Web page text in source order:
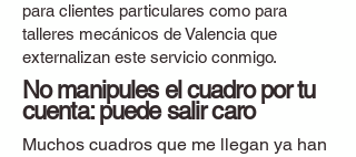
para clientes particulares como para
talleres mecánicos de Valencia que
externalizan este servicio conmigo.
No manipules el cuadro por tu
cuenta: puede salir caro
Muchos cuadros que me llegan ya han